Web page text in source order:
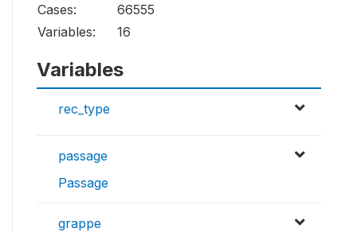
Cases:
66555
Variables:
16
Variables
rec_type
passage
Passage
grappe